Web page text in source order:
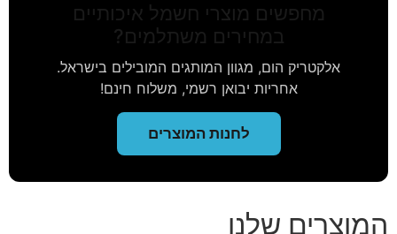
מחפשים מוצרי חשמל איכותיים
במחירים משתלמים?
אלקטריק הום, מגוון המותגים המובילים בישראל.
אחריות יבואן רשמי, משלוח חינם!
לחנות המוצרים
המוצרים שלנו